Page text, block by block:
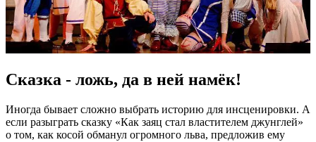
Сказка - ложь, да в ней намёк!
Иногда бывает сложно выбрать историю для инсценировки. А
если разыграть сказку «Как заяц стал властителем джунглей»
о том, как косой обманул огромного льва, предложив ему